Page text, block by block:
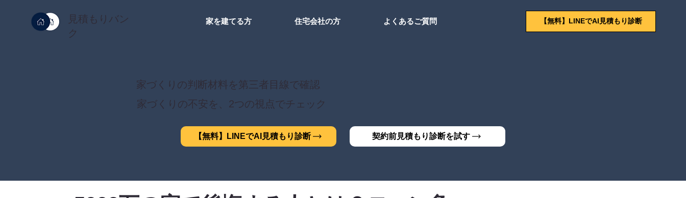
見積もりバン
ク
家を建てる方 住宅会社の方 よくあるご質問 【無料】LINEでAI見積もり診断
家づくりの判断材料を第三者目線で確認
家づくりの不安を、2つの視点でチェック
【無料】LINEでAI見積もり診断 契約前見積もり診断を試す